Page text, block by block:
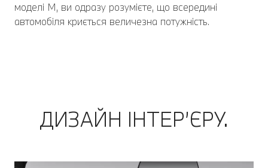
моделі M, ви одразу розумієте, що всередині
автомобіля криється величезна потужність.
ДИЗАЙН ІНТЕР’ЄРУ.